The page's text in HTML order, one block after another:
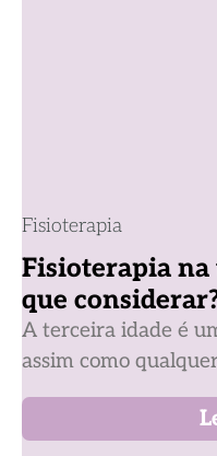
Fisioterapia
Fisioterapia
que
A terceira idade é
assim como